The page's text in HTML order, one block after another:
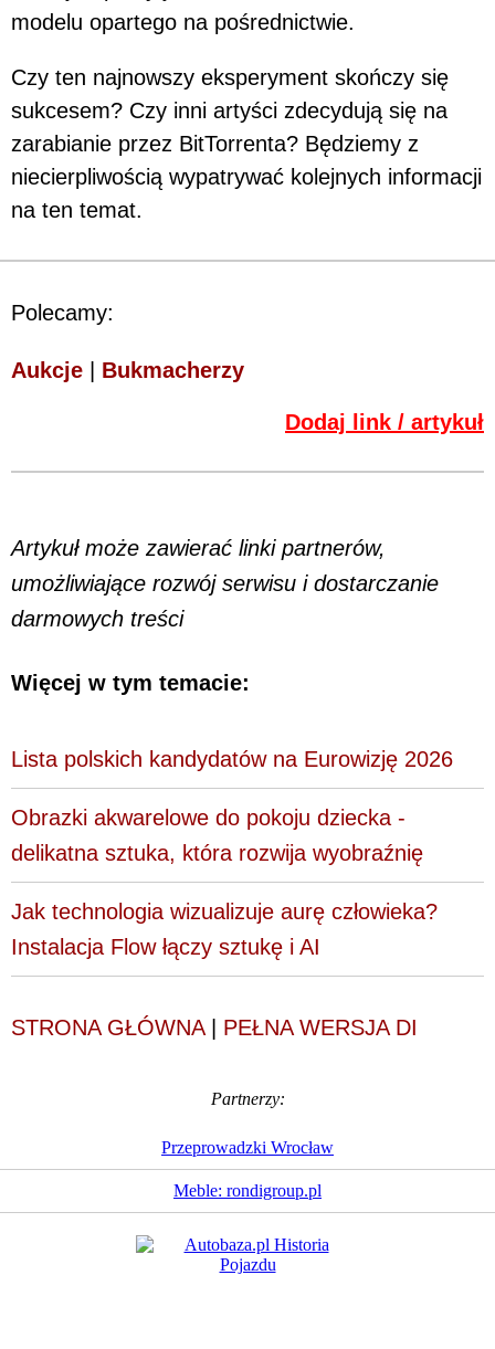
modelu opartego na pośrednictwie.
Czy ten najnowszy eksperyment skończy się
sukcesem? Czy inni artyści zdecydują się na
zarabianie przez BitTorrenta? Będziemy z
niecierpliwością wypatrywać kolejnych informacji
na ten temat.
Polecamy:
Aukcje Bukmacherzy
Dodaj link / artykuł
Artykuł może zawierać linki partnerów,
umożliwiające rozwój serwisu i dostarczanie
darmowych treści
Więcej w tym temacie:
Lista polskich kandydatów na Eurowizję 2026
Obrazki akwarelowe do pokoju dziecka -
delikatna sztuka, która rozwija wyobraźnię
Jak technologia wizualizuje aurę człowieka?
Instalacja Flow łączy sztukę i AI
STRONA GŁÓWNA| PEŁNA WERSJA DI
Partnerzy:
Przeprowadzki Wrocław
Meble: rondigroup.pl